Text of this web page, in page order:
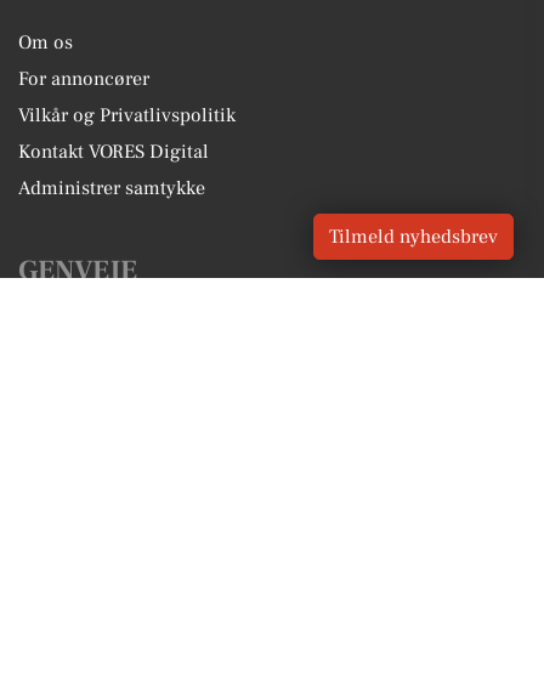
Om os
For annoncører
Vilkår og Privatlivspolitik
Kontakt VORES Digital
Administrer samtykke
GENVEJE
Tilmeld nyhedsbrev